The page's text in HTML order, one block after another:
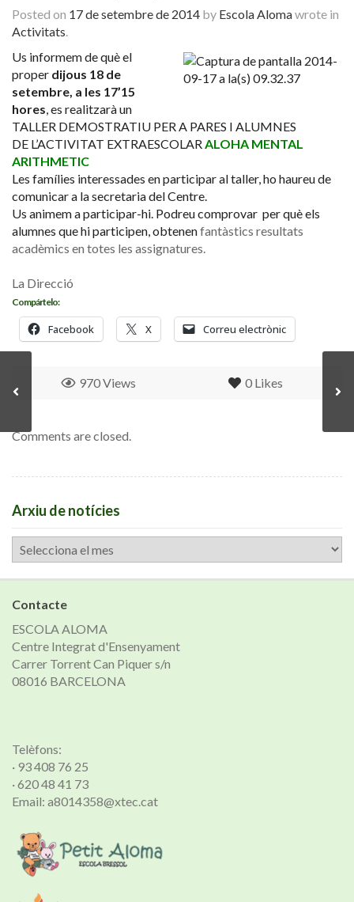
Posted on 17 de setembre de 2014 by Escola Alomawrote in
Activitats.
Us informem de què el
proper dijous 18 de
setembre, a les 17’15
hores, es realitzarà un
TALLER DEMOSTRATIU PER A PARES I ALUMNES
DE L’ACTIVITAT EXTRAESCOLARALOHA MENTAL
ARITHMETIC
Les famílies interessades en participar al taller, ho haureu de
comunicar a la secretaria del Centre.
Us animem a participar-hi. Podreu comprovar per què els
alumnes que hi participen, obtenenfantàstics resultats
acadèmics en totes les assignatures.
La Direcció
Compártelo:
Facebook X Correu electrònic
0 Likes
970 Views
Comments are closed.
Arxiu de notícies
Arxiu
de
notícies
Contacte
ESCOLA ALOMA
Centre Integrat d'Ensenyament
Carrer Torrent Can Piquer s/n
08016 BARCELONA
Telèfons:
· 93 408 76 25
· 620 48 41 73
Email: a8014358@xtec.cat